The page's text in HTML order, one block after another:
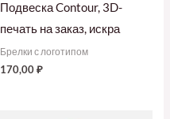
Подвеска Contour, 3D-
печать на заказ, искра
Брелки с логотипом
170,00₽